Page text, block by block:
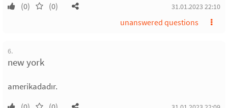
(0) (0) 31.01.2023 22:10
unanswered questions
6.
new york
amerikadadır.